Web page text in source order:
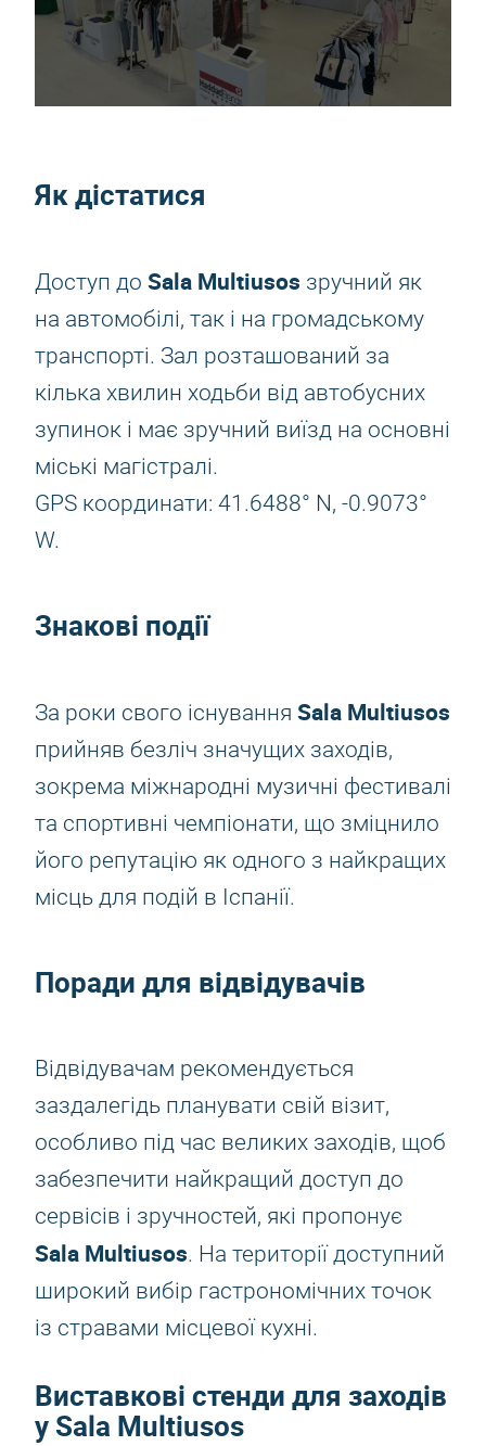
Як дістатися
Доступ до Sala Multiusos зручний як
на автомобілі, так і на громадському
транспорті. Зал розташований за
кілька хвилин ходьби від автобусних
зупинок і має зручний виїзд на основні
міські магістралі.
GPS координати: 41.6488° N, -0.9073°
W.
Знакові події
За роки свого існування Sala Multiusos
прийняв безліч значущих заходів,
зокрема міжнародні музичні фестивалі
та спортивні чемпіонати, що зміцнило
його репутацію як одного з найкращих
місць для подій в Іспанії.
Поради для відвідувачів
Відвідувачам рекомендується
заздалегідь планувати свій візит,
особливо під час великих заходів, щоб
забезпечити найкращий доступ до
сервісів і зручностей, які пропонує
Sala Multiusos. На території доступний
широкий вибір гастрономічних точок
із стравами місцевої кухні.
Виставкові стенди для заходів
у Sala Multiusos